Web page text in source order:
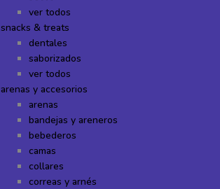
ver todos
snacks & treats
dentales
saborizados
ver todos
arenas y accesorios
arenas
bandejas y areneros
bebederos
camas
collares
correas y arnés